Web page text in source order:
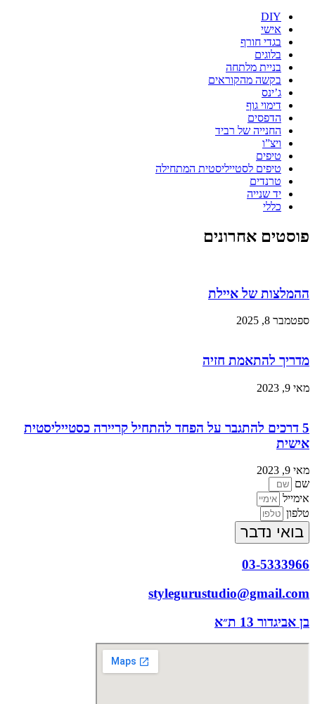
DIY
אישי
בגדי חורף
בלוגים
בניית מלתחה
בקשה מהקוראים
ג’ינס
דימוי גוף
הדפסים
החנייה של רביד
ויצ”ו
טיפים
טיפים לסטייליסטית המתחילה
טרנדים
יד שנייה
כללי
פוסטים אחרונים
ההמלצות של איילת
ספטמבר 8, 2025
מדריך להתאמת חזיה
מאי 9, 2023
5 דרכים להתגבר על הפחד להתחיל קריירה כסטייליסטית
אישית
מאי 9, 2023
שם
אימייל
טלפון
בואי נדבר
03-5333966
stylegurustudio@gmail.com
בן אביגדור 13 ת״א